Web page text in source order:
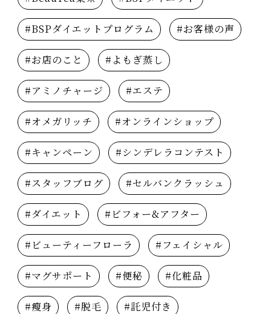
#BSPダイエットプログラム #お客様の声
#お店のこと #よもぎ蒸し
#アミノチャージ #エステ
#オメガリッチ #オンラインショップ
#キャンペーン #シンデレラコンテスト
#スタッフブログ #セルバンクラッシュ
#ダイエット #ビフォー&アフター
#ビューティーフローラ #フェイシャル
#マグサポート #便秘 #化粧品
#瘦身 #脱毛 #託児付き